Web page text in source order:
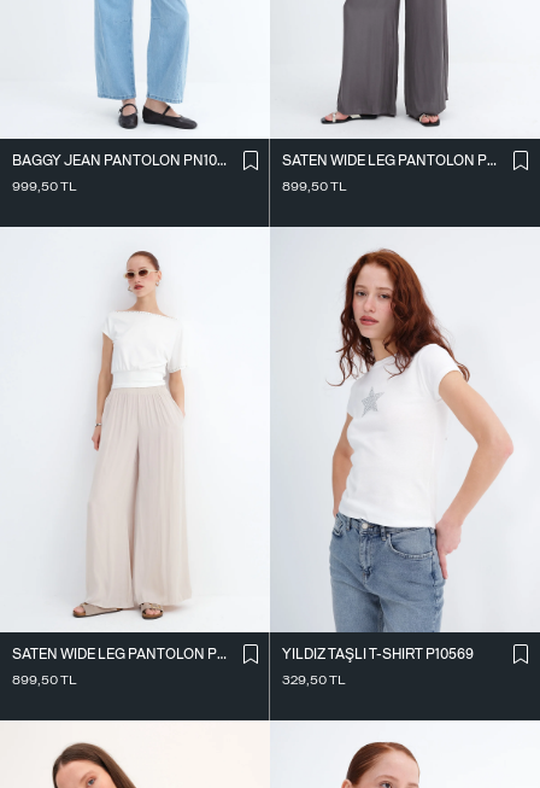
BAGGY JEAN PANTOLON PN10027
999,50TL
SATEN WIDE LEG PANTOLON PN17298
899,50TL
SATEN WIDE LEG PANTOLON PN17298
899,50TL
YILDIZ TAŞLI T-SHIRT P10569
329,50TL